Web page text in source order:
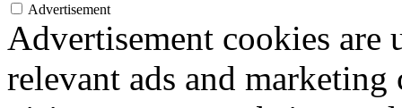
Advertisement
Advertisement cookies
relevant ads and marketing